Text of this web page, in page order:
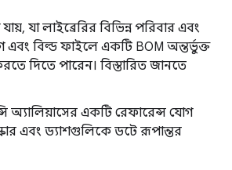
যা লাইব্রেরির বিভিন্ন পরিবার এবং
বিল্ড ফাইলে একটি BOM অন্তর্ভুক্ত
দিতে পারেন। বিস্তারিত জানতে
অ্যালিয়াসের একটি রেফারেন্স যোগ
এবং ড্যাশগুলিকে ডটে রূপান্তর